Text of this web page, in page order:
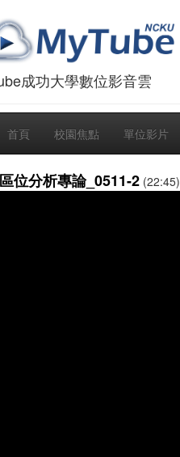
成功大學數位影音雲
首頁 校園焦點 單位影片
位分析專論_0511-2 (22:45)